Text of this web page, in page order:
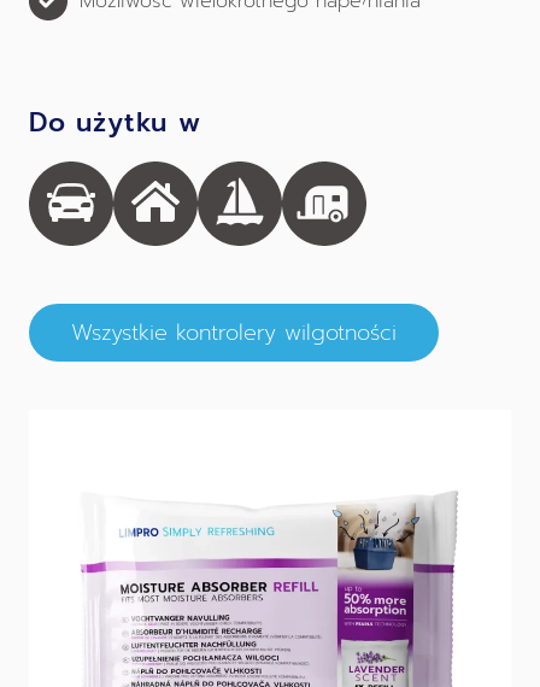
Do użytku w
Wszystkie kontrolery wilgotności